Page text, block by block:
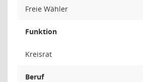
Freie Wähler
Funktion
Kreisrat
Beruf